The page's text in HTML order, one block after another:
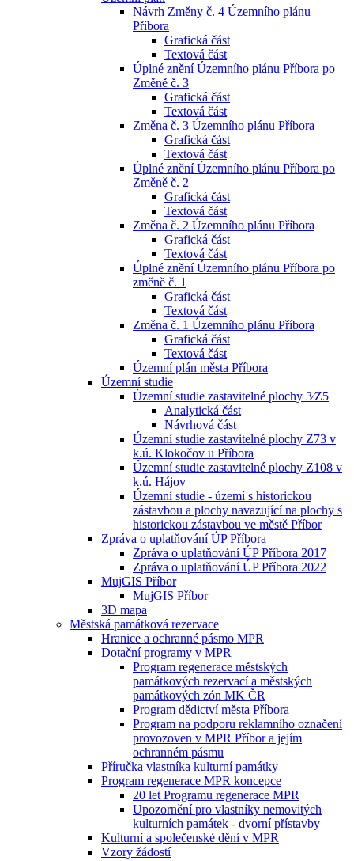
Návrh Změny č. 4 Územního plánu
Příbora
Grafická část
Textová část
Úplné znění Územního plánu Příbora po
Změně č. 3
Grafická část
Textová část
Změna č. 3 Územního plánu Příbora
Grafická část
Textová část
Úplné znění Územního plánu Příbora po
Změně č. 2
Grafická část
Textová část
Změna č. 2 Územního plánu Příbora
Grafická část
Textová část
Úplné znění Územního plánu Příbora po
změně č. 1
Grafická část
Textová část
Změna č. 1 Územního plánu Příbora
Grafická část
Textová část
Územní plán města Příbora
Územní studie
Územní studie zastavitelné plochy 3⁄Z5
Analytická část
Návrhová část
Územní studie zastavitelné plochy Z73 v
k.ú. Klokočov u Příbora
Územní studie zastavitelné plochy Z108 v
k.ú. Hájov
Územní studie - území s historickou
zástavbou a plochy navazující na plochy s
historickou zástavbou ve městě Příbor
Zpráva o uplatňování ÚP Příbora
Zpráva o uplatňování ÚP Příbora 2017
Zpráva o uplatňování ÚP Příbora 2022
MujGIS Příbor
MujGIS Příbor
3D mapa
Městská památková rezervace
Hranice a ochranné pásmo MPR
Dotační programy v MPR
Program regenerace městských
památkových rezervací a městských
památkových zón MK ČR
Program dědictví města Příbora
Program na podporu reklamního označení
provozoven v MPR Příbor a jejím
ochranném pásmu
Příručka vlastníka kulturní památky
Program regenerace MPR koncepce
20 let Programu regenerace MPR
Upozornění pro vlastníky nemovitých
kulturních památek - dvorní přístavby
Kulturní a společenské dění v MPR
Vzory žádostí